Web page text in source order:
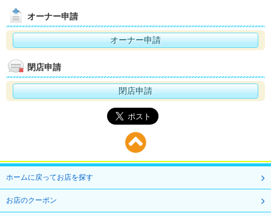
オーナー申請
オーナー申請
閉店申請
閉店申請
ホームに戻ってお店を探す
お店のクーポン